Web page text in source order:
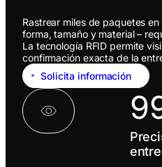
Rastrear miles de paquetes
forma, tamaño y material –
La tecnología RFID permite
confirmación exacta de la
Solicita información